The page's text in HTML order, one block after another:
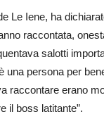
Le Iene, ha
raccontata,
salotti
una persona per
raccontare erano
il boss latitante”.